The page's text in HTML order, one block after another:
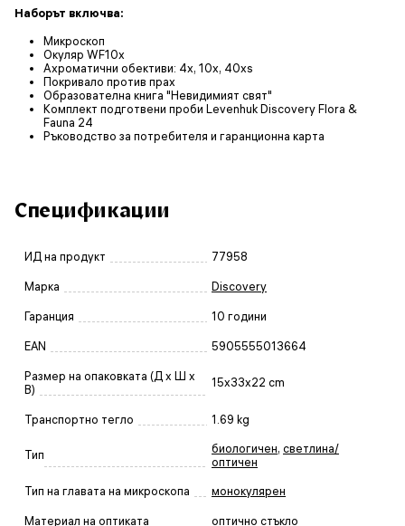
Наборът включва:
Микроскоп
Окуляр WF10x
Ахроматични обективи: 4x, 10x, 40xs
Покривало против прах
Образователна книга "Невидимият свят"
Комплект подготвени проби Levenhuk Discovery Flora &
Fauna 24
Ръководство за потребителя и гаранционна карта
Спецификации
ИД на продукт 77958
Марка Discovery
Гаранция 10 години
EAN 5905555013664
Размер на опаковката (Д x Ш x
В)
15x33x22 cm
Транспортно тегло 1.69 kg
Тип биологичен, светлина/
оптичен
Тип на главата на микроскопа монокулярен
Материал на оптиката оптично стъкло